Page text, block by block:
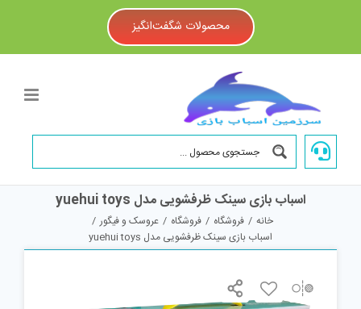
محصولات شگفت‌انگیز
اسباب بازی سینک ظرفشویی مدل yuehui toys
خانه / فروشگاه / فروشگاه / عروسک و فیگور /
اسباب بازی سینک ظرفشویی مدل yuehui toys